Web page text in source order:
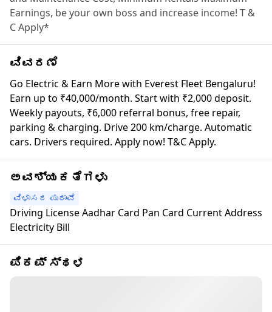
Earnings, be your own boss and increase income! T &
C Apply*
ವಿವರಣೆ
Go Electric & Earn More with Everest Fleet Bengaluru!
Earn up to ₹40,000/month. Start with ₹2,000 deposit.
Weekly payouts, ₹6,000 referral bonus, free repair,
parking & charging. Drive 200 km/charge. Automatic
cars. Drivers required. Apply now! T&C Apply.
ಅವಶ್ಯಕತೆಗಳು
ವಿಳಾಸದ ಪುರಾವೆ
Driving License Aadhar Card Pan Card Current Address
Electricity Bill
ಪಿಕಪ್ ಸ್ಥಳ